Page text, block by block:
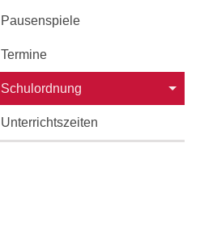
Pausenspiele
Termine
Schulordnung
Unterrichtszeiten